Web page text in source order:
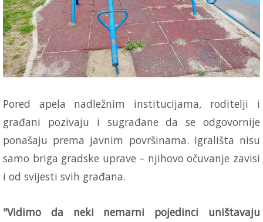
Pored apela nadležnim institucijama, roditelji i
građani pozivaju i sugrađane da se odgovornije
ponašaju prema javnim površinama. Igrališta nisu
samo briga gradske uprave – njihovo očuvanje zavisi
i od svijesti svih građana.
"Vidimo da neki nemarni pojedinci uništavaju